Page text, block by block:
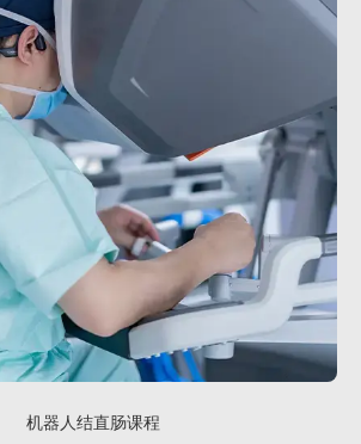
机器人结直肠课程